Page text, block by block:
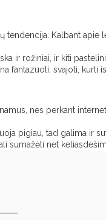
tendencija. Kalbant apie
ir rožiniai, ir kiti
fantazuoti, svajoti, kurti
nes perkant
pigiau, tad galima ir
sumažėti net